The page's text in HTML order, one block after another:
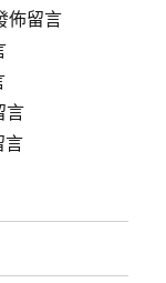
佈留言
言
言